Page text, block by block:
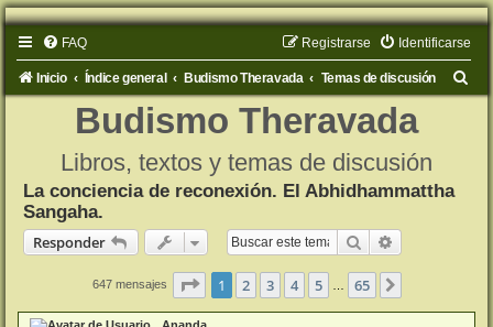
FAQ Identificarse
Registrarse
Inicio Índice general Budismo Theravada Temas de discusión
Budismo Theravada
Libros, textos y temas de discusión
La conciencia de reconexión. El Abhidhammattha
Sangaha.
Responder
Buscar
647 mensajes Página de 65
1 2 3 4 5 65